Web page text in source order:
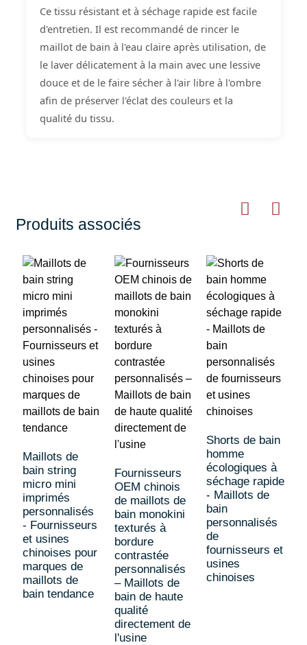
Ce tissu résistant et à séchage rapide est facile
d'entretien. Il est recommandé de rincer le
maillot de bain à l'eau claire après utilisation, de
le laver délicatement à la main avec une lessive
douce et de le faire sécher à l'air libre à l'ombre
afin de préserver l'éclat des couleurs et la
qualité du tissu.
Produits associés
Maillots de
bain string
micro mini
imprimés
personnalisés
- Fournisseurs
et usines
chinoises pour
marques de
maillots de
bain tendance
Fournisseurs
OEM chinois
de maillots de
bain monokini
texturés à
bordure
contrastée
personnalisés
– Maillots de
bain de haute
qualité
directement de
l'usine
Shorts de bain
homme
écologiques à
séchage rapide
- Maillots de
bain
personnalisés
de
fournisseurs et
usines
chinoises